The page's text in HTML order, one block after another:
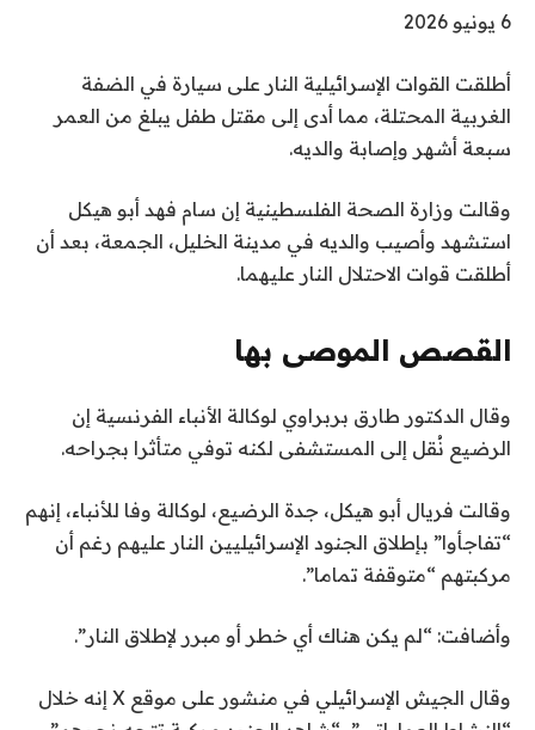
ت
ا
ل
ن
ر
ب
ت
ر
6
و
ن
ي
2
2
6 يونيو 2026
أطلقت القوات الإسرائيلية النار على سيارة في الضفة
الغربية المحتلة، مما أدى إلى مقتل طفل يبلغ من العمر
سبعة أشهر وإصابة والديه.
وقالت وزارة الصحة الفلسطينية إن سام فهد أبو هيكل
استشهد وأصيب والديه في مدينة الخليل، الجمعة، بعد أن
أطلقت قوات الاحتلال النار عليهما.
القصص الموصى بها
ا
ة
م
4
ن
ه
ة
ق
ئ
وقال الدكتور طارق بربراوي لوكالة الأنباء الفرنسية إن
الرضيع نُقل إلى المستشفى لكنه توفي متأثرا بجراحه.
وقالت فريال أبو هيكل، جدة الرضيع، لوكالة وفا للأنباء، إنهم
“تفاجأوا” بإطلاق الجنود الإسرائيليين النار عليهم رغم أن
مركبتهم “متوقفة تماما”.
وأضافت: “لم يكن هناك أي خطر أو مبرر لإطلاق النار”.
وقال الجيش الإسرائيلي في منشور على موقع X إنه خلال